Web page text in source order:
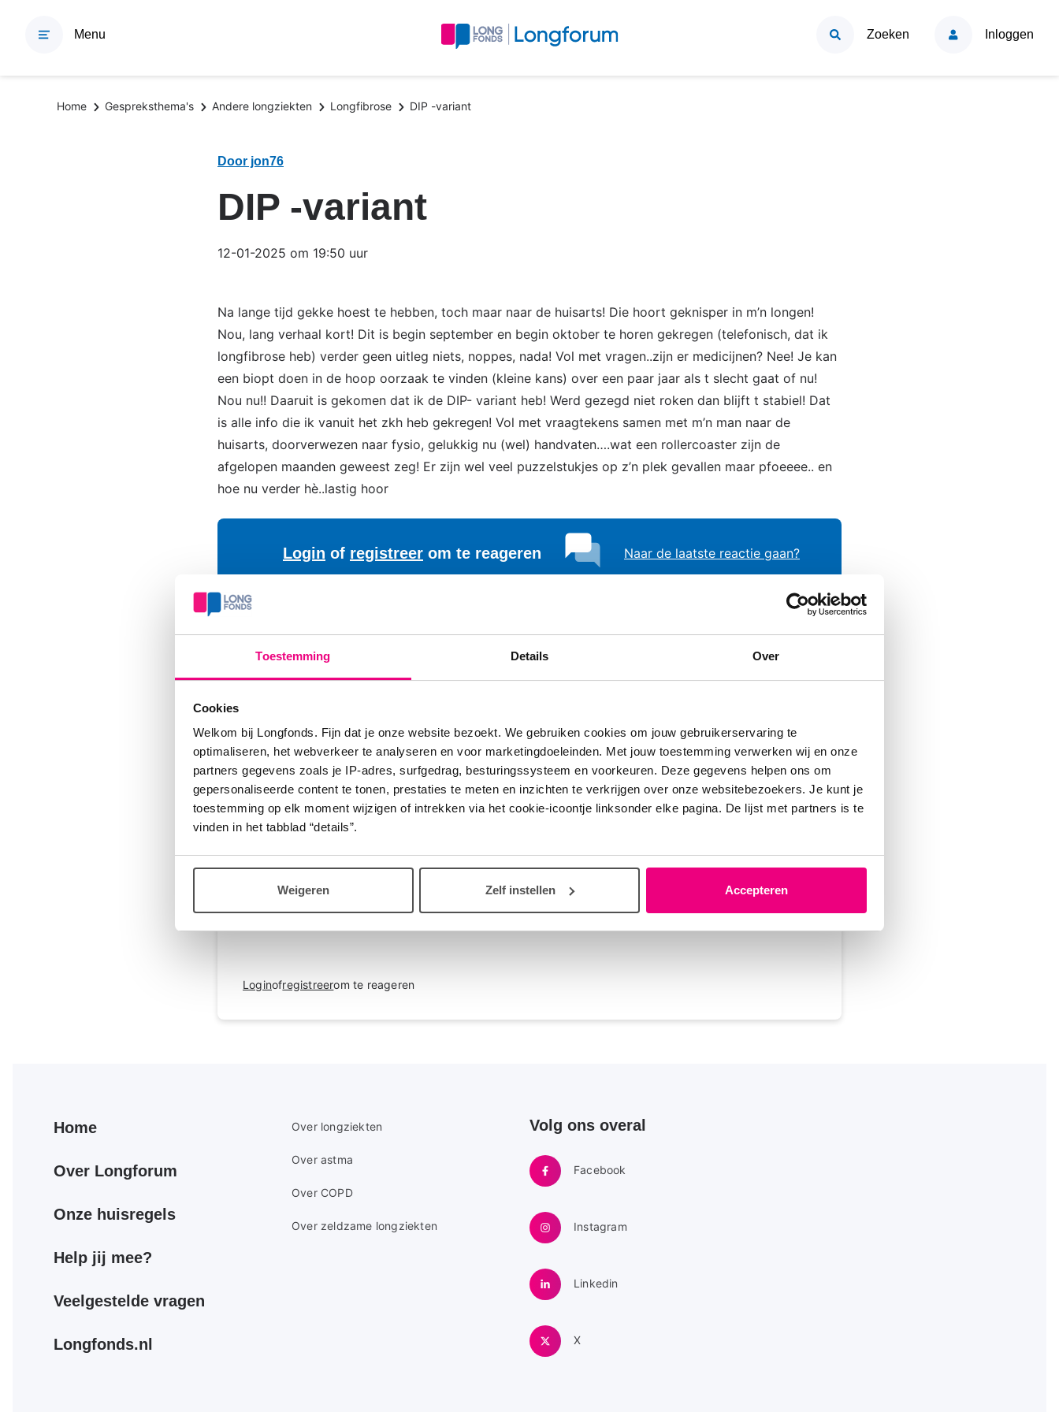
Toestemming Details Over
Cookies
Welkom bij Longfonds. Fijn dat je onze website bezoekt. We gebruiken cookies om jouw gebruikerservaring te
optimaliseren, het webverkeer te analyseren en voor marketingdoeleinden. Met jouw toestemming verwerken wij en onze
partners gegevens zoals je IP-adres, surfgedrag, besturingssysteem en voorkeuren. Deze gegevens helpen ons om
gepersonaliseerde content te tonen, prestaties te meten en inzichten te verkrijgen over onze websitebezoekers. Je kunt je
toestemming op elk moment wijzigen of intrekken via het cookie-icoontje linksonder elke pagina. De lijst met partners is te
vinden in het tabblad “details”.
Weigeren Zelf instellen Accepteren
Menu Zoeken Inloggen
Kruimelpad
Home Gespreksthema's Andere longziekten Longfibrose DIP -variant
Door jon76
DIP -variant
12-01-2025 om 19:50 uur
Na lange tijd gekke hoest te hebben, toch maar naar de huisarts! Die hoort geknisper in m’n longen!
Nou, lang verhaal kort! Dit is begin september en begin oktober te horen gekregen (telefonisch, dat ik
longfibrose heb) verder geen uitleg niets, noppes, nada! Vol met vragen..zijn er medicijnen? Nee! Je kan
een biopt doen in de hoop oorzaak te vinden (kleine kans) over een paar jaar als t slecht gaat of nu!
Nou nu!! Daaruit is gekomen dat ik de DIP- variant heb! Werd gezegd niet roken dan blijft t stabiel! Dat
is alle info die ik vanuit het zkh heb gekregen! Vol met vraagtekens samen met m’n man naar de
huisarts, doorverwezen naar fysio, gelukkig nu (wel) handvaten….wat een rollercoaster zijn de
afgelopen maanden geweest zeg! Er zijn wel veel puzzelstukjes op z’n plek gevallen maar pfoeeee.. en
hoe nu verder hè..lastig hoor
Login of registreer om te reageren Naar de laatste reactie gaan?
Oh ben een vrouw van 48 trouwens..
Rona 12-02-2025 om 15:37 uur
Als ik je een tip mag geven meld je dan aan bij de patiëntenvereniging Longfibrose. Ik zelf heb een lichte
mate van fibrose en ernstig longemfyseem. Ook deelnemen aan lotgenotencontact via longpunten van het
Loginofregistreerom te reageren
Primair
menu
Home
Over Longforum
Onze huisregels
Help jij mee?
Veelgestelde vragen
Longfonds.nl
Secundaire
menu
Over longziekten
Over astma
Over COPD
Over zeldzame longziekten
Volg ons overal
Facebook
Instagram
Linkedin
X